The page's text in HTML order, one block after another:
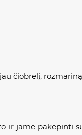
čiobrelį,
ir jame pakepinti